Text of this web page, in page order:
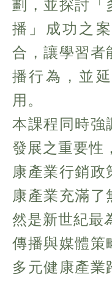
劃，並探討「
播」成功之
合，讓學習者
播行為，並
用。
本課程同時強
發展之重要性
康產業行銷政
康產業充滿了
然是新世紀最
傳播與媒體策
多元健康產業